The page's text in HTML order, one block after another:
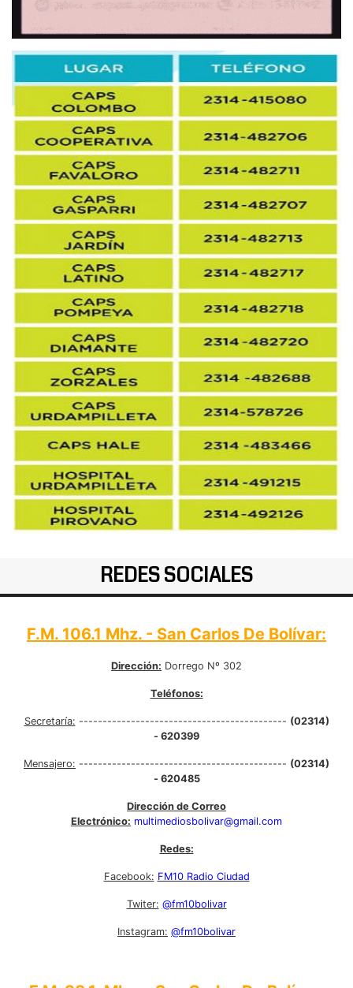
REDES SOCIALES
F.M. 106.1 Mhz. - San Carlos De Bolívar:
Dirección: Dorrego Nº 302
Teléfonos:
Secretaría: -------------------------------------------- (02314)
- 620399
Mensajero: -------------------------------------------- (02314)
- 620485
Dirección de Correo
Electrónico: multimediosbolivar@gmail.com
Redes:
Facebook: FM10 Radio Ciudad
Twiter: @fm10bolivar
Instagram: @fm10bolivar